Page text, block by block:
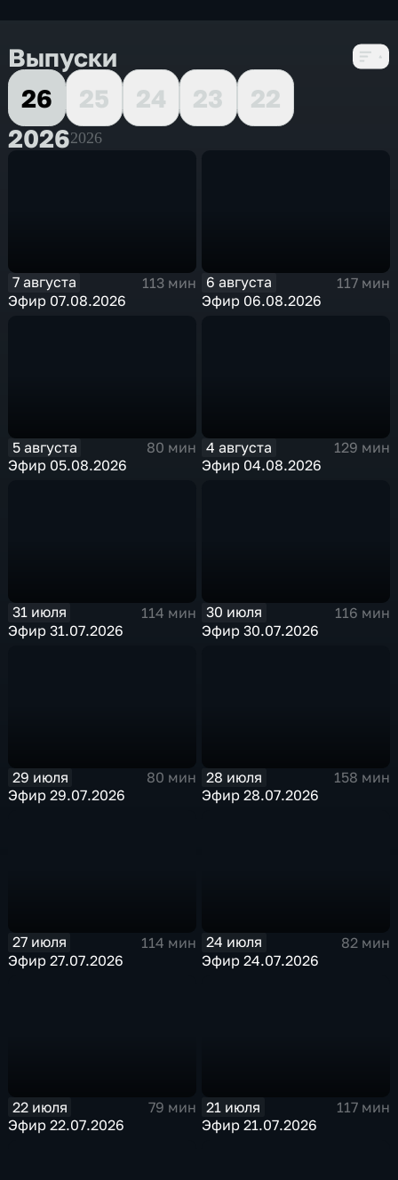
Выпуски
26
25 24 23
22
20262026
7 августа
113 мин
Эфир 07.08.2026
6 августа
117 мин
Эфир 06.08.2026
5 августа
80 мин
Эфир 05.08.2026
4 августа
129 мин
Эфир 04.08.2026
31 июля
114 мин
Эфир 31.07.2026
30 июля
116 мин
Эфир 30.07.2026
29 июля
80 мин
Эфир 29.07.2026
28 июля
158 мин
Эфир 28.07.2026
27 июля
114 мин
Эфир 27.07.2026
24 июля
82 мин
Эфир 24.07.2026
22 июля
79 мин
Эфир 22.07.2026
21 июля
117 мин
Эфир 21.07.2026